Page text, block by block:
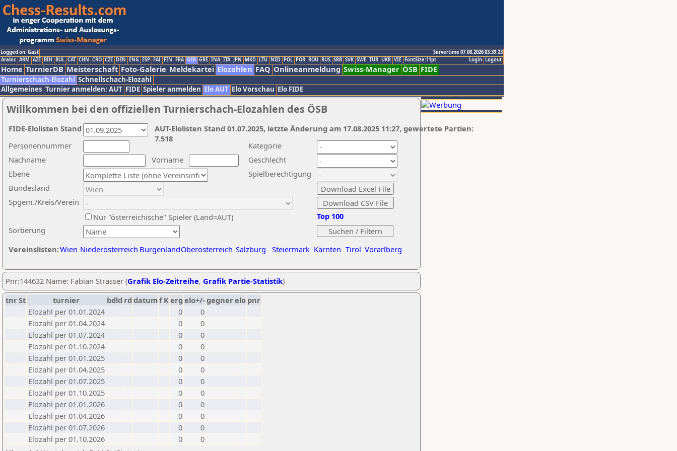
Logged on: Gast
Servertime 07.08.2026 03:39:23
Logout
Login
Arabic ARM AZE BIH BUL CAT CHN CRO CZE DEN ENG ESP FAI FIN FRA GER GRE INA ITA JPN MKD LTU NED POL POR ROU RUS SRB SVK SWE TUR UKR VIE FontSize:11pt
Home TurnierDB Meisterschaft Foto-Galerie Meldekartei Elozahlen FAQ Onlineanmeldung Swiss-Manager ÖSB FIDE
Turnierschach-Elozahl Schnellschach-Elozahl
Allgemeines Turnier anmelden: AUT FIDE Spieler anmelden Elo AUT Elo Vorschau Elo FIDE
Willkommen bei den offiziellen Turnierschach-Elozahlen des ÖSB
Nachname
Vorname
Ebene
Kategorie
Sortierung
Personennummer
Bundesland
Spgem./Kreis/Verein
Geschlecht
Nur "österreichische" Spieler (Land=AUT)
Spielberechtigung
Vereinslisten:Wien Niederösterreich BurgenlandOberösterreich Salzburg Steiermark Kärnten Tirol Vorarlberg
Top 100
AUT-Elolisten Stand 01.07.2025, letzte Änderung am 17.08.2025 11:27, gewertete Partien:
7.518
FIDE-Elolisten Stand
Pnr:144632 Name: Fabian Strasser (Grafik Elo-Zeitreihe, Grafik Partie-Statistik)
tnrSt turnier bdld rd datumf Kerg elo+/-gegnerelo pnr
Elozahl per 01.01.2024
0
0
Elozahl per 01.04.2024
0
0
Elozahl per 01.07.2024
0
0
Elozahl per 01.10.2024
0
0
Elozahl per 01.01.2025
0
0
Elozahl per 01.04.2025
0
0
Elozahl per 01.07.2025
0
0
Elozahl per 01.10.2025
0
0
Elozahl per 01.01.2026
0
0
Elozahl per 01.04.2026
0
0
Elozahl per 01.07.2026
0
0
Elozahl per 01.10.2026
0
0